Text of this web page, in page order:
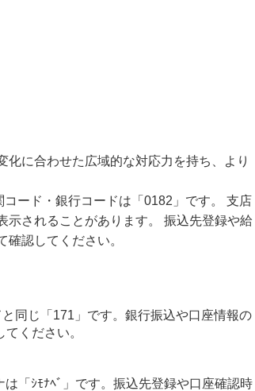
に合わせた広域的な対応力を持ち、より
ード・銀行コードは「0182」です。 支店
示されることがあります。 振込先登録や給
認してください。
同じ「171」です。銀行振込や口座情報の
ください。
「ｼﾓﾅﾍﾞ」です。振込先登録や口座確認時